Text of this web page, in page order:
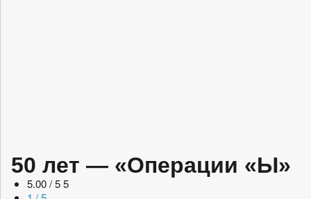
50 лет — «Операции «Ы»
5.00 / 5 5